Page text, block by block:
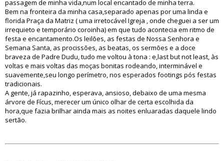
passagem de minha vida,num local encantado de minha terra.
Bem na fronteira da minha casa,separado apenas por uma linda e
florida Praça da Matriz ( uma irretocável Igreja , onde cheguei a ser um
irrequieto e temporário coroinha) em que tudo acontecia em ritmo de
festa e encantamento.Os leilões, as festas de Nossa Senhora e
Semana Santa, as procissões, as beatas, os sermões e a doce
braveza de Padre Dudu, tudo me voltou à tona : e,last but not least, às
voltas e mais voltas das moças bonitas rodeando, interminável e
suavemente,seu longo perímetro, nos esperados footings pós festas
tradicionais.
A gente, já rapazinho, esperava, ansioso, debaixo de uma mesma
árvore de Fícus, merecer um único olhar de certa escolhida da
hora,que fazia brilhar ainda mais as noites enluaradas daquele lindo
sertão.